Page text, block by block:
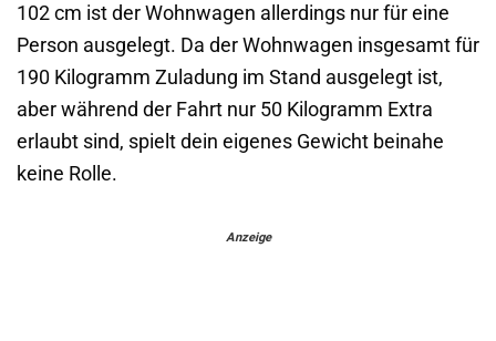
102 cm ist der Wohnwagen allerdings nur für eine
Person ausgelegt. Da der Wohnwagen insgesamt für
190 Kilogramm Zuladung im Stand ausgelegt ist,
aber während der Fahrt nur 50 Kilogramm Extra
erlaubt sind, spielt dein eigenes Gewicht beinahe
keine Rolle.
Anzeige